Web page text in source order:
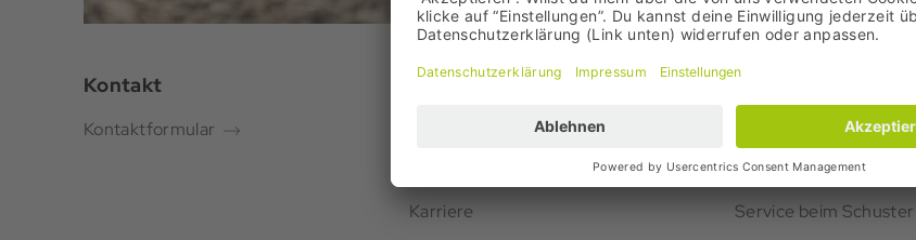
Kontakt
Kontaktformular
Über uns
Karriere
Unsere Services
Bonusprogramm
Mein Konto
Service beim Schuster